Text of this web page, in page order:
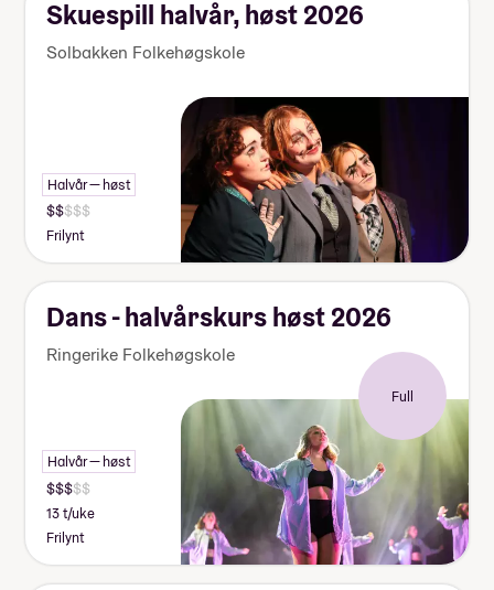
Skuespill halvår, høst 2026
Solbakken Folkehøgskole
Halvår — høst
Frilynt
Dans - halvårskurs høst 2026
Ringerike Folkehøgskole
Full
Halvår — høst
13 t/uke
Frilynt